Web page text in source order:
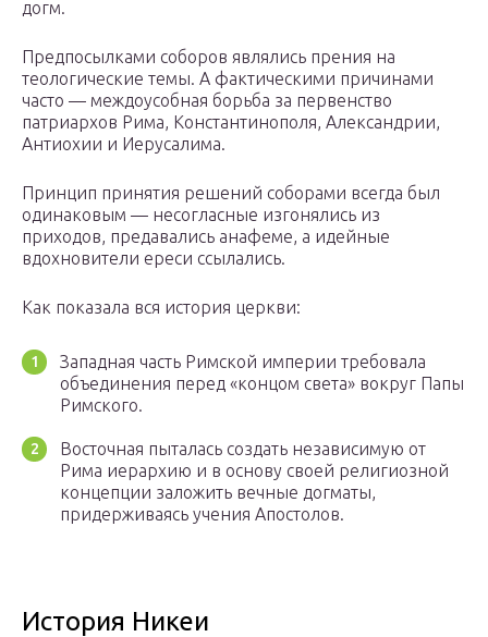
догм.
Предпосылками соборов являлись прения на
теологические темы. А фактическими причинами
часто — междоусобная борьба за первенство
патриархов Рима, Константинополя, Александрии,
Антиохии и Иерусалима.
Принцип принятия решений соборами всегда был
одинаковым — несогласные изгонялись из
приходов, предавались анафеме, а идейные
вдохновители ереси ссылались.
Как показала вся история церкви:
Западная часть Римской империи требовала
объединения перед «концом света» вокруг Папы
Римского.
Восточная пыталась создать независимую от
Рима иерархию и в основу своей религиозной
концепции заложить вечные догматы,
придерживаясь учения Апостолов.
История Никеи